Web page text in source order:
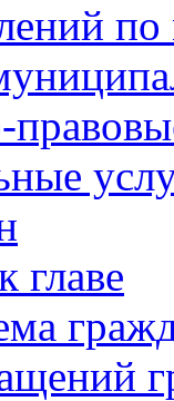
главе